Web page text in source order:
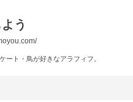
う
ート・鳥が好きなアラフィフ。